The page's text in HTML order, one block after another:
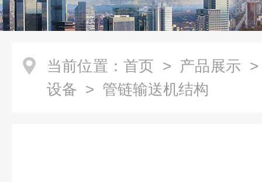
当前位置： 首页 > 产品展示
设备 > 管链输送机结构